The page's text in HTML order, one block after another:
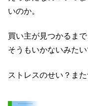
いのか。
買い主が見つかるま
そうもいかないみたい
ストレスのせい？ま